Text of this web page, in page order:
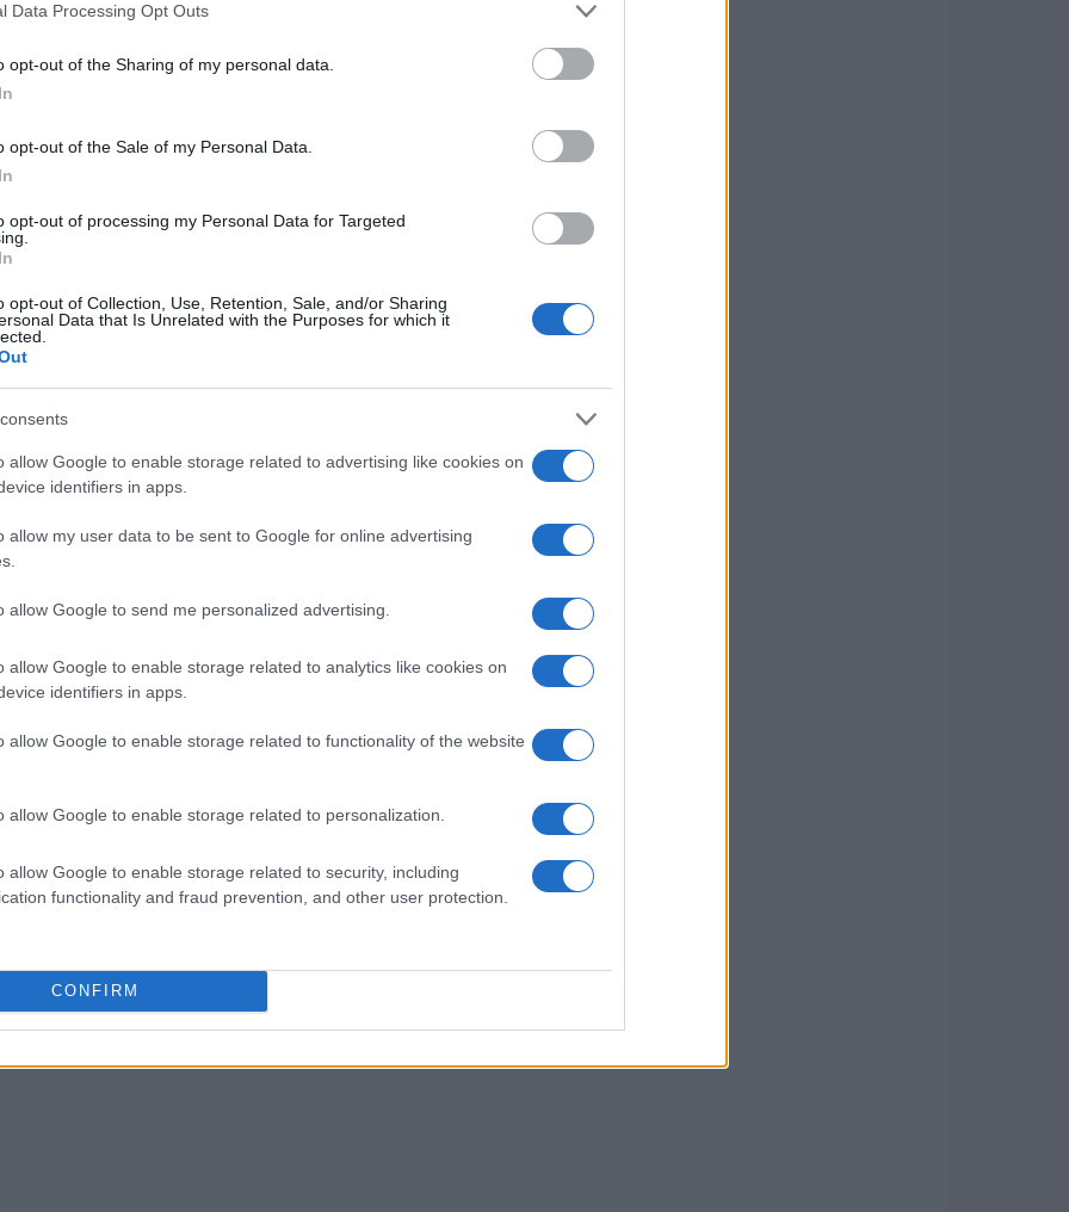
Data Processing Opt Outs
opt-out of the Sharing of my personal data.
opt-out of the Sale of my Personal Data.
opt-out of processing my Personal Data for Targeted
opt-out of Collection, Use, Retention, Sale, and/or Sharing
Data that Is Unrelated with the Purposes for which it
allow Google to enable storage related to advertising like cookies on
identifiers in apps.
allow my user data to be sent to Google for online advertising
allow Google to send me personalized advertising.
allow Google to enable storage related to analytics like cookies on
identifiers in apps.
allow Google to enable storage related to functionality of the website
allow Google to enable storage related to personalization.
allow Google to enable storage related to security, including
functionality and fraud prevention, and other user protection.
CONFIRM
diversa
l’intenzione di trovare un partner che possa
un
da clamore mediatico, non hanno sempre
a riflettere su cosa significhi realmente
non abbiano soddisfatto le sue
avuto un impatto significativo sulla sua vita,
La notorietà della showgirl, unita alle sue
mantenere un
essersi sentita più esposta al giudizio altrui
partner. Questa situazione l’ha portata a
di comprendere e proteggere il suo
le qualità fondamentali che ricerca in un
: per lei è essenziale che il partner
Inoltre, la showgirl ha enfatizzato
rappresenta la chiave per costruire